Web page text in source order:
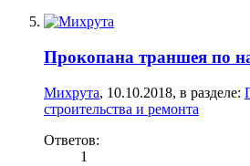
Прокопана траншея по
Михрута, 10.10.2018, в разделе:
строительства и ремонта
Ответов:
1